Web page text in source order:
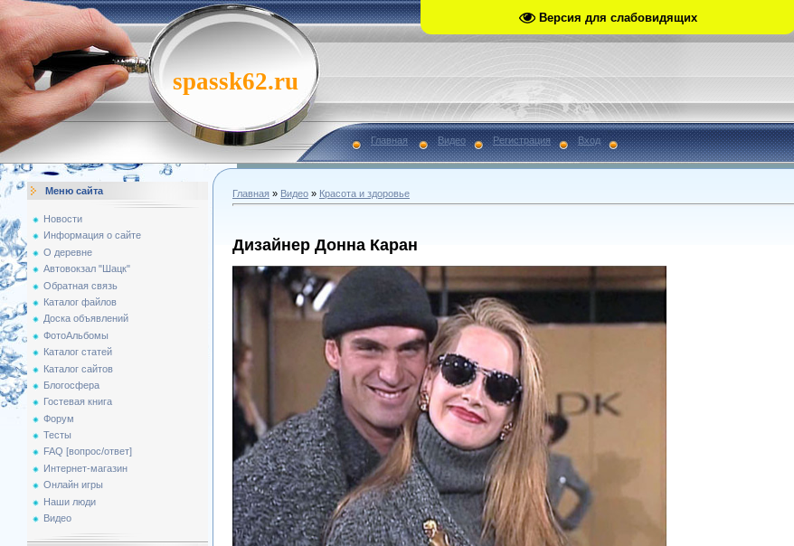
Версия для слабовидящих
spassk62.ru
Главная Видео Регистрация Вход
Меню сайта
Новости
Информация о сайте
О деревне
Автовокзал "Шацк"
Обратная связь
Каталог файлов
Доска объявлений
ФотоАльбомы
Каталог статей
Каталог сайтов
Блогосфера
Гостевая книга
Форум
Тесты
FAQ [вопрос/ответ]
Интернет-магазин
Онлайн игры
Наши люди
Видео
Главная » Видео » Красота и здоровье
Дизайнер Донна Каран